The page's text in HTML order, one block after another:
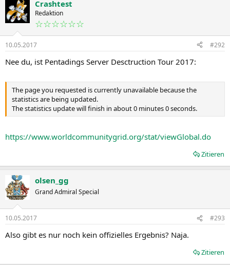
Crashtest
Redaktion
☆☆☆☆☆☆
10.05.2017 #292
Nee du, ist Pentadings Server Desctruction Tour 2017:
The page you requested is currently unavailable because the
statistics are being updated.
The statistics update will finish in about 0 minutes 0 seconds.
https://www.worldcommunitygrid.org/stat/viewGlobal.do
Zitieren
olsen_gg
Grand Admiral Special
10.05.2017 #293
Also gibt es nur noch kein offizielles Ergebnis? Naja.
Zitieren